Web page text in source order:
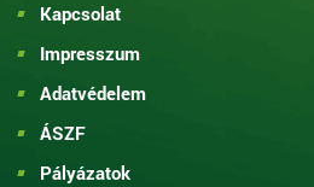
Kapcsolat
Impresszum
Adatvédelem
ÁSZF
Pályázatok